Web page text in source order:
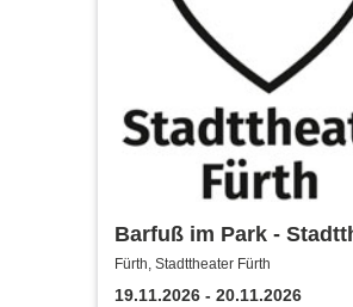
Barfuß im Park -
Fürth
Fürth, Stadttheater Fürth
19.11.2026 - 20.11.2026